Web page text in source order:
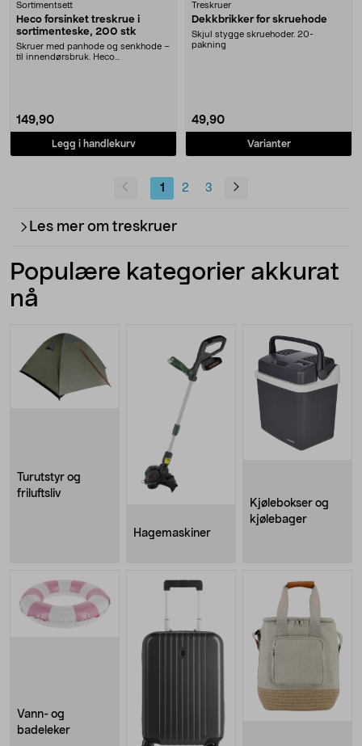
Sortimentsett
Heco forsinket treskrue i
sortimenteske, 200 stk
Skruer med panhode og senkhode –
til innendørsbruk. Heco
149,90
Legg i handlekurv
Treskruer
Dekkbrikker for skruehode
Skjul stygge skruehoder. 20-
pakning
49,90
Varianter
1 2 3
Les mer om treskruer
Populære kategorier akkurat
nå
Turutstyr og
friluftsliv
Hagemaskiner
Kjølebokser og
kjølebager
Vann- og
badeleker